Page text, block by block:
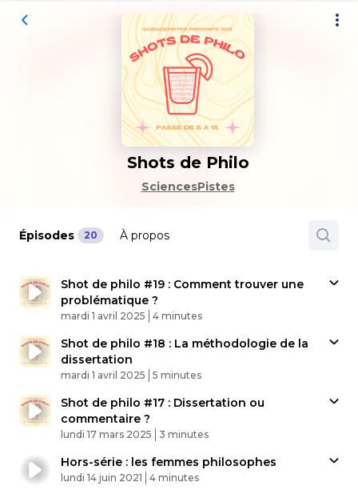
Shots de Philo
SciencesPistes
Épisodes 20 À propos
Shot de philo #19 : Comment trouver une
problématique ?
Published At
mardi 1 avril 2025 Time
4 minutes
Shot de philo #18 : La méthodologie de la
dissertation
Published At
mardi 1 avril 2025 Time
5 minutes
Shot de philo #17 : Dissertation ou
commentaire ?
Published At
lundi 17 mars 2025 Time
3 minutes
Hors-série : les femmes philosophes
Published At
lundi 14 juin 2021 Time
4 minutes